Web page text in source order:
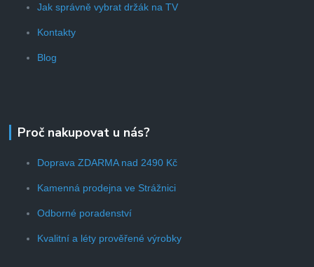
Jak správně vybrat držák na TV
Kontakty
Blog
Proč nakupovat u nás?
Doprava ZDARMA nad 2490 Kč
Kamenná prodejna ve Strážnici
Odborné poradenství
Kvalitní a léty prověřené výrobky